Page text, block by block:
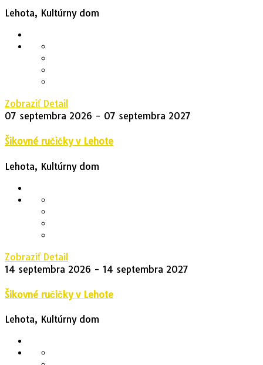
Lehota, Kultúrny dom
Zobraziť Detail
07 septembra 2026 - 07 septembra 2027
Šikovné ručičky v Lehote
Lehota, Kultúrny dom
Zobraziť Detail
14 septembra 2026 - 14 septembra 2027
Šikovné ručičky v Lehote
Lehota, Kultúrny dom